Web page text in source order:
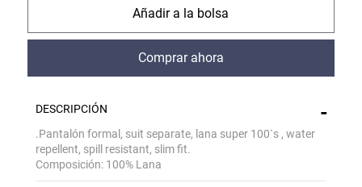
comprar
comprar
DESCRIPCIÓN
.Pantalón formal, suit separate, lana super 100`s , water
repellent, spill resistant, slim fit.
Composición: 100% Lana